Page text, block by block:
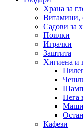
Храна за
Витамини,
Садови за
Поилки
Играчки
Заштита
Хигиена и
Нега
Кафези